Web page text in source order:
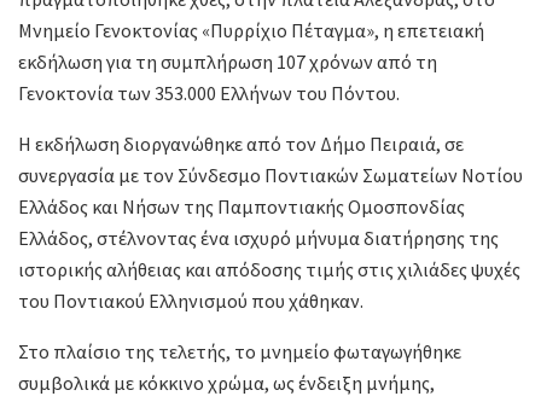
Μνημείο Γενοκτονίας «Πυρρίχιο Πέταγμα», η επετειακή
εκδήλωση για τη συμπλήρωση 107 χρόνων από τη
Γενοκτονία των 353.000 Ελλήνων του Πόντου.
Η εκδήλωση διοργανώθηκε από τον Δήμο Πειραιά, σε
συνεργασία με τον Σύνδεσμο Ποντιακών Σωματείων Νοτίου
Ελλάδος και Νήσων της Παμποντιακής Ομοσπονδίας
Ελλάδος, στέλνοντας ένα ισχυρό μήνυμα διατήρησης της
ιστορικής αλήθειας και απόδοσης τιμής στις χιλιάδες ψυχές
του Ποντιακού Ελληνισμού που χάθηκαν.
Στο πλαίσιο της τελετής, το μνημείο φωταγωγήθηκε
συμβολικά με κόκκινο χρώμα, ως ένδειξη μνήμης,